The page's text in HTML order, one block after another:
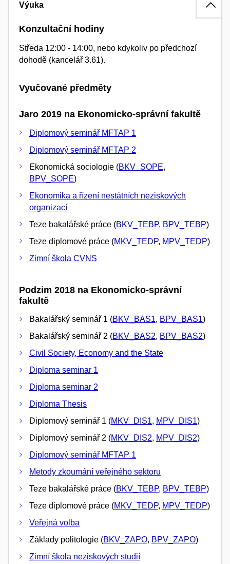
Výuka
Konzultační hodiny
Středa 12:00 - 14:00, nebo kdykoliv po předchozí
dohodě (kancelář 3.61).
Vyučované předměty
Jaro 2019 na Ekonomicko-správní fakultě
Diplomový seminář MFTAP 1
Diplomový seminář MFTAP 2
Ekonomická sociologie (BKV_SOPE,
BPV_SOPE)
Ekonomika a řízení nestátních neziskových
organizací
Teze bakalářské práce (BKV_TEBP, BPV_TEBP)
Teze diplomové práce (MKV_TEDP, MPV_TEDP)
Zimní škola CVNS
Podzim 2018 na Ekonomicko-správní
fakultě
Bakalářský seminář 1 (BKV_BAS1, BPV_BAS1)
Bakalářský seminář 2 (BKV_BAS2, BPV_BAS2)
Civil Society, Economy and the State
Diploma seminar 1
Diploma seminar 2
Diploma Thesis
Diplomový seminář 1 (MKV_DIS1, MPV_DIS1)
Diplomový seminář 2 (MKV_DIS2, MPV_DIS2)
Diplomový seminář MFTAP 1
Metody zkoumání veřejného sektoru
Teze bakalářské práce (BKV_TEBP, BPV_TEBP)
Teze diplomové práce (MKV_TEDP, MPV_TEDP)
Veřejná volba
Základy politologie (BKV_ZAPO, BPV_ZAPO)
Zimní škola neziskových studií